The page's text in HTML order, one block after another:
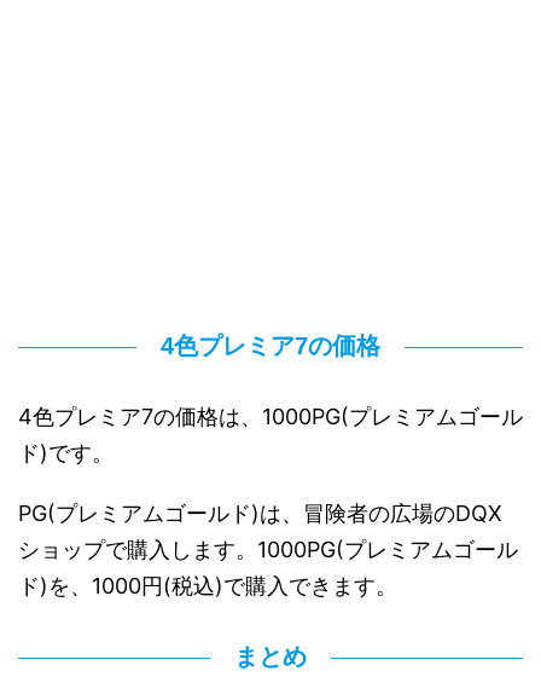
4色プレミア7の価格
4色プレミア7の価格は、1000PG(プレミアムゴール
ド)です。
PG(プレミアムゴールド)は、冒険者の広場のDQX
ショップで購入します。1000PG(プレミアムゴール
ド)を、1000円(税込)で購入できます。
まとめ